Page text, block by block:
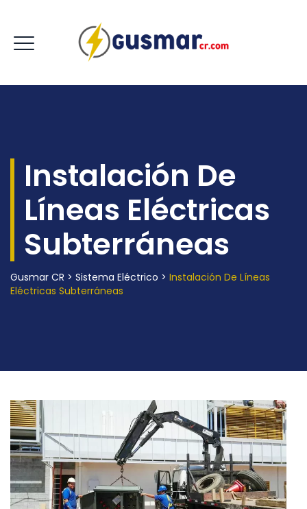
Instalación De
Líneas Eléctricas
Subterráneas
Gusmar CR > Sistema Eléctrico > Instalación De Líneas
Eléctricas Subterráneas